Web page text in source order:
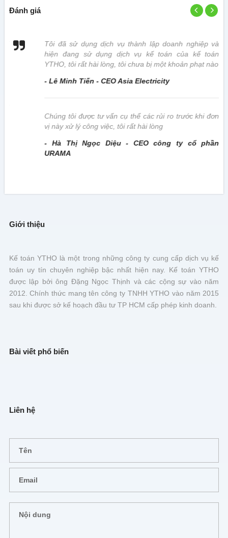
Đánh giá
Tôi đã sử dụng dịch vụ thành lập doanh nghiệp và
hiện đang sử dụng dịch vụ kế toán của kế toán
YTHO, tôi rất hài lòng, tôi chưa bị một khoản phạt nào
- Lê Minh Tiến - CEO Asia Electricity
Chúng tôi được tư vấn cụ thể các rủi ro trước khi đơn
vị này xử lý công việc, tôi rất hài lòng
- Hà Thị Ngọc Diệu - CEO công ty cổ phần
URAMA
Giới thiệu
Kế toán YTHO là một trong những công ty cung cấp dịch vụ kế
toán uy tín chuyên nghiệp bậc nhất hiện nay. Kế toán YTHO
được lập bởi ông Đặng Ngọc Thịnh và các cộng sự vào năm
2012. Chính thức mang tên công ty TNHH YTHO vào năm 2015
sau khi được sở kế hoạch đầu tư TP HCM cấp phép kinh doanh.
Bài viết phổ biến
Liên hệ